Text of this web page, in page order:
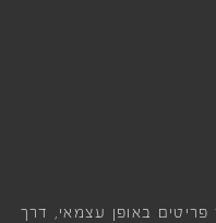
באופן עצמאי, דרך